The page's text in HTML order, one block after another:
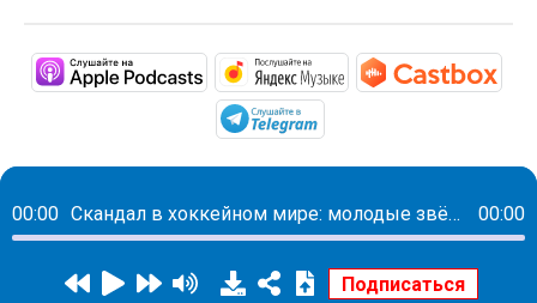
https://podcasts.apple.com/ru/
https://
00:00 Скандал в хоккейном мире: молодые звёзды хоккея подозреваются в уклонении от военной службы 00:00